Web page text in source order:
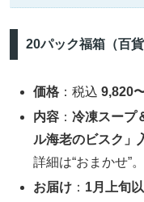
20パック福箱（百
価格 ：税込9,820
内容 ：冷凍スープ
ル海老のビスク」
詳細は“おまかせ”。
お届け ： 1月上旬